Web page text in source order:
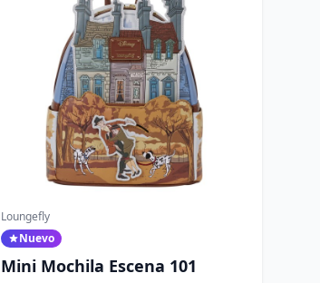
Loungefly
Nuevo
Mini Mochila Escena 101